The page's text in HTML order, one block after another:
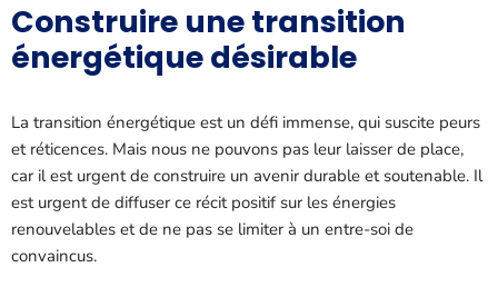
Construire une transition
énergétique désirable
La transition énergétique est un défi immense, qui suscite peurs
et réticences. Mais nous ne pouvons pas leur laisser de place,
car il est urgent de construire un avenir durable et soutenable. Il
est urgent de diffuser ce récit positif sur les énergies
renouvelables et de ne pas se limiter à un entre-soi de
convaincus.